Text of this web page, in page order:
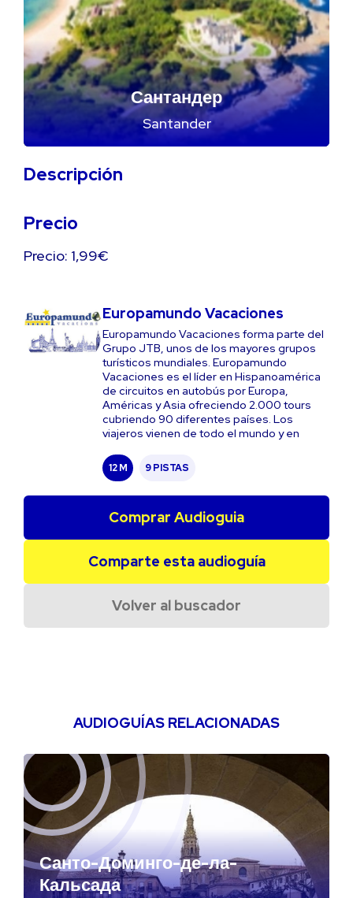
Сантандер
Santander
Descripción
Precio
Precio: 1,99€
Europamundo Vacaciones
Europamundo Vacaciones forma parte del
Grupo JTB, unos de los mayores grupos
turísticos mundiales. Europamundo
Vacaciones es el líder en Hispanoamérica
de circuitos en autobús por Europa,
Américas y Asia ofreciendo 2.000 tours
cubriendo 90 diferentes países. Los
viajeros vienen de todo el mundo y en
12 M 9 PISTAS
Comprar Audioguia
Comparte esta audioguía
Volver al buscador
AUDIOGUÍAS RELACIONADAS
Санто-Доминго-де-ла-
Кальсада